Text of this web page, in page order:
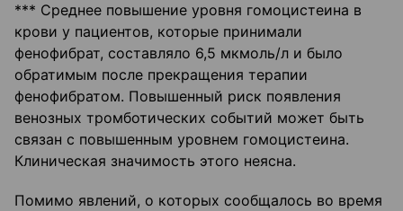
*** Среднее повышение уровня гомоцистеина в
крови у пациентов, которые принимали
фенофибрат, составляло 6,5 мкмоль/л и было
обратимым после прекращения терапии
фенофибратом. Повышенный риск появления
венозных тромботических событий может быть
связан с повышенным уровнем гомоцистеина.
Клиническая значимость этого неясна.
Помимо явлений, о которых сообщалось во время